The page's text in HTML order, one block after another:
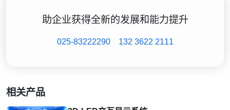
助企业获得全新的发展和能力提升
025-83222290 132 3622 2111
相关产品